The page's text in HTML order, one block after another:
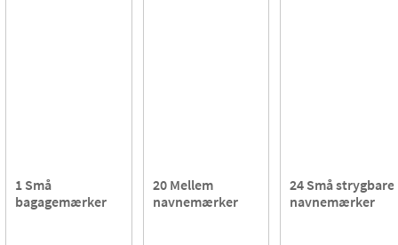
1 Små
bagagemærker
20 Mellem
navnemærker
24 Små strygbare
navnemærker